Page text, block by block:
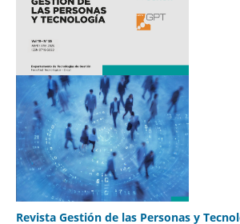
Revista Gestión de las Personas y